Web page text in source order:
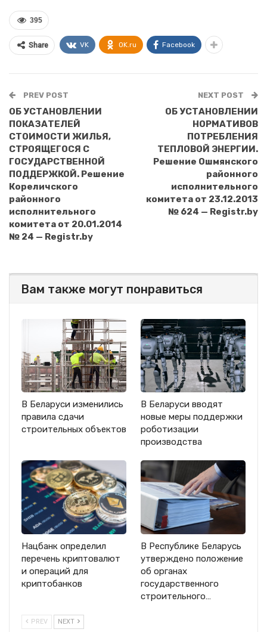
395
Share VK OK.ru Facebook
PREV POST
ОБ УСТАНОВЛЕНИИ
ПОКАЗАТЕЛЕЙ
СТОИМОСТИ ЖИЛЬЯ,
СТРОЯЩЕГОСЯ С
ГОСУДАРСТВЕННОЙ
ПОДДЕРЖКОЙ. Решение
Кореличского
районного
исполнительного
комитета от 20.01.2014
№ 24 — Registr.by
NEXT POST
ОБ УСТАНОВЛЕНИИ
НОРМАТИВОВ
ПОТРЕБЛЕНИЯ
ТЕПЛОВОЙ ЭНЕРГИИ.
Решение Ошмянского
районного
исполнительного
комитета от 23.12.2013
№ 624 — Registr.by
Вам также могут понравиться
В Беларуси изменились
правила сдачи
строительных объектов
В Беларуси вводят
новые меры поддержки
роботизации
производства
Нацбанк определил
перечень криптовалют
и операций для
криптобанков
В Республике Беларусь
утверждено положение
об органах
государственного
строительного…
PREV NEXT